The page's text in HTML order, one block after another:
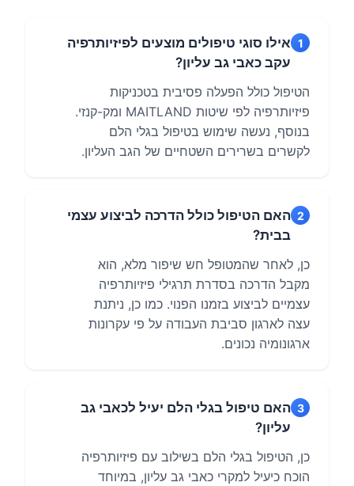
1 אילו סוגי טיפולים מוצעים לפיזיותרפיה
עקב כאבי גב עליון?
הטיפול כולל הפעלה פסיבית בטכניקות
פיזיותרפיה לפי שיטות MAITLAND ומק-קנזי.
בנוסף, נעשה שימוש בטיפול בגלי הלם
לקשרים בשרירים השטחיים של הגב העליון.
2 האם הטיפול כולל הדרכה לביצוע עצמי
בבית?
כן, לאחר שהמטופל חש שיפור מלא, הוא
מקבל הדרכה בסדרת תרגילי פיזיותרפיה
עצמיים לביצוע בזמנו הפנוי. כמו כן, ניתנת
עצה לארגון סביבת העבודה על פי עקרונות
ארגונומיה נכונים.
3 האם טיפול בגלי הלם יעיל לכאבי גב
עליון?
כן, הטיפול בגלי הלם בשילוב עם פיזיותרפיה
הוכח כיעיל למקרי כאבי גב עליון, במיוחד